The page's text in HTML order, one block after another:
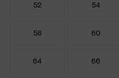
52 54
58 60
64 66